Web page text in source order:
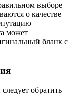
выборе
о качестве
может
бланк с
обратить